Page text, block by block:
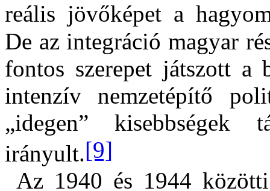
reális jövőképet a
De az integráció magyar
fontos szerepet játszott a
intenzív nemzetépítő
„idegen” kisebbségek
irányult.[9]
Az 1940 és 1944